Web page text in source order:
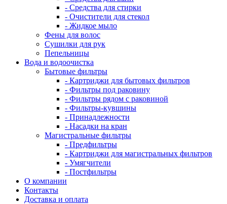
- Средства для стирки
- Очистители для стекол
- Жидкое мыло
Фены для волос
Сушилки для рук
Пепельницы
Вода и водоочистка
Бытовые фильтры
- Картриджи для бытовых фильтров
- Фильтры под раковину
- Фильтры рядом с раковиной
- Фильтры-кувшины
- Принадлежности
- Насадки на кран
Магистральные фильтры
- Предфильтры
- Картриджи для магистральных фильтров
- Умягчители
- Постфильтры
О компании
Контакты
Доставка и оплата